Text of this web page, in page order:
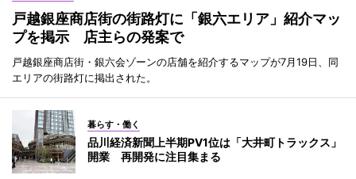
戸越銀座商店街の街路灯に「銀六エリア」紹介マッ
プを掲示 店主らの発案で
戸越銀座商店街・銀六会ゾーンの店舗を紹介するマップが7月19日、同
エリアの街路灯に掲出された。
暮らす・働く
品川経済新聞上半期PV1位は「大井町トラックス」
開業 再開発に注目集まる